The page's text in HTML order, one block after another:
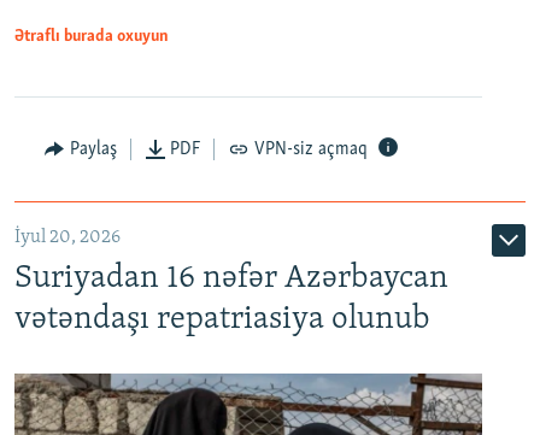
Auto
Ətraflı burada oxuyun
Paylaş PDF VPN-siz açmaq
İyul 20, 2026
Suriyadan 16 nəfər Azərbaycan
vətəndaşı repatriasiya olunub